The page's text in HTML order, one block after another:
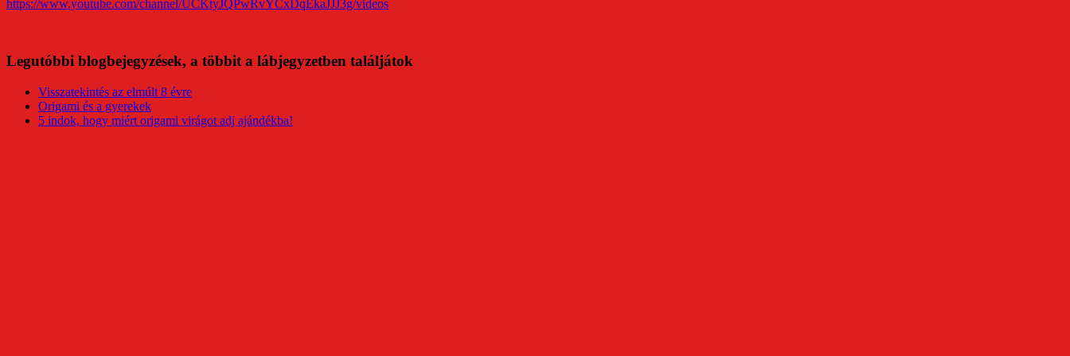
https://www.youtube.com/channel/UCKtyJQPwRvYCxDqEkaJJJ3g/videos
Legutóbbi blogbejegyzések, a többit a lábjegyzetben találjátok
Visszatekintés az elmúlt 8 évre
Origami és a gyerekek
5 indok, hogy miért origami virágot adj ajándékba!